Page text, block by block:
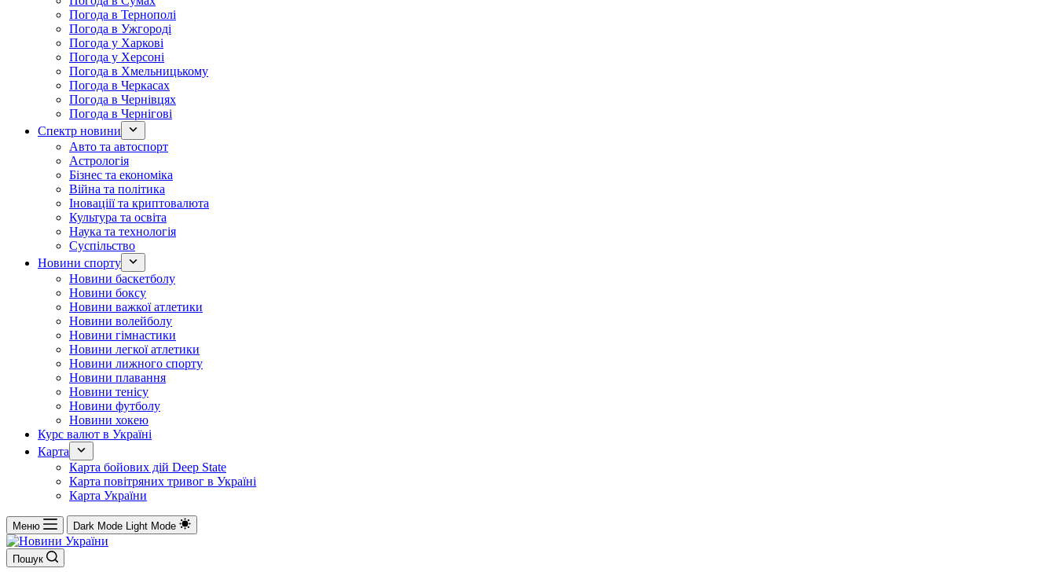
Погода в Тернополі
Погода в Ужгороді
Погода у Харкові
Погода у Херсоні
Погода в Хмельницькому
Погода в Черкасах
Погода в Чернівцях
Погода в Чернігові
Спектр новини
Авто та автоспорт
Астрологія
Бізнес та економіка
Війна та політика
Іноваціії та криптовалюта
Культура та освіта
Наука та технологія
Суспільство
Новини спорту
Новини баскетболу
Новини боксу
Новини важкої атлетики
Новини волейболу
Новини гімнастики
Новини легкої атлетики
Новини лижного спорту
Новини плавання
Новини тенісу
Новини футболу
Новини хокею
Курс валют в Україні
Карта
Карта бойових дій Deep State
Карта повітряних тривог в Україні
Карта України
Меню Dark Mode Light Mode
Пошук